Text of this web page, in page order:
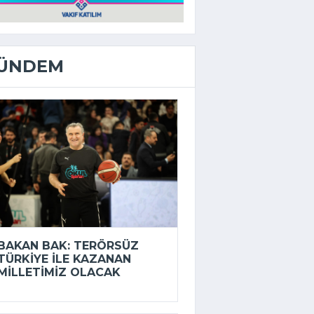
BAK: TERÖRSÜZ
ILE KAZANAN
OLACAK